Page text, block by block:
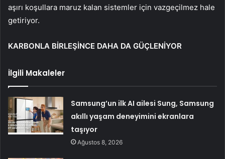
aşırı koşullara maruz kalan sistemler için vazgeçilmez hale
getiriyor.
KARBONLA BİRLEŞİNCE DAHA DA GÜÇLENİYOR
İlgili Makaleler
Samsung’un ilk AI ailesi Sung, Samsung
akıllı yaşam deneyimini ekranlara
taşıyor
Ağustos 8, 2026